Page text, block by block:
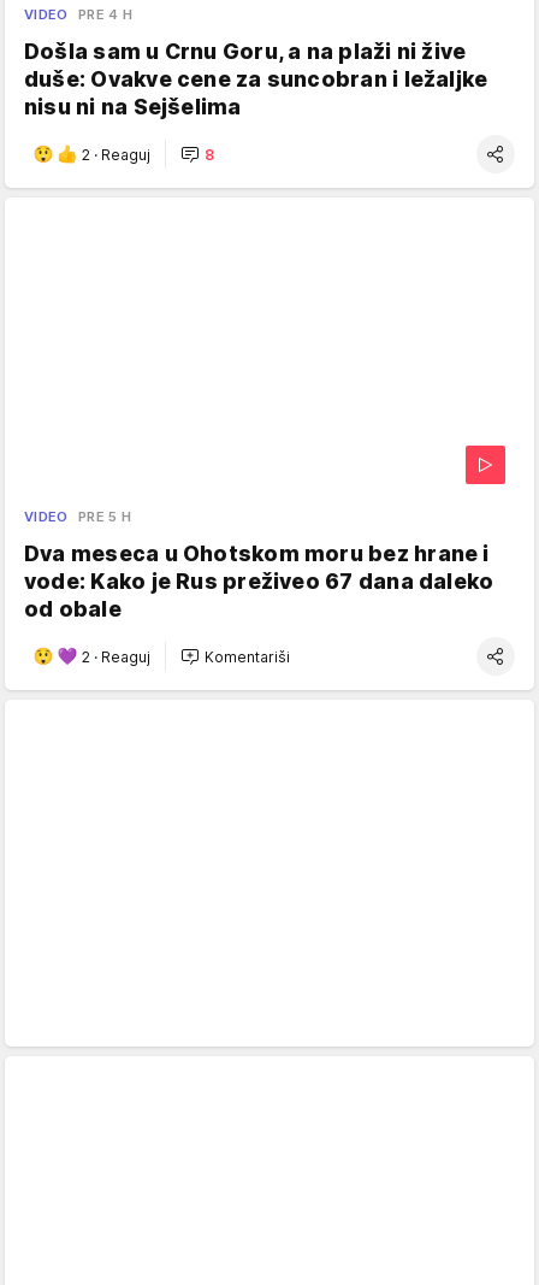
VIDEO PRE 4 H
Došla sam u Crnu Goru, a na plaži ni žive
duše: Ovakve cene za suncobran i ležaljke
nisu ni na Sejšelima
2 · Reaguj 8
VIDEO PRE 5 H
Dva meseca u Ohotskom moru bez hrane i
vode: Kako je Rus preživeo 67 dana daleko
od obale
2 · Reaguj Komentariši